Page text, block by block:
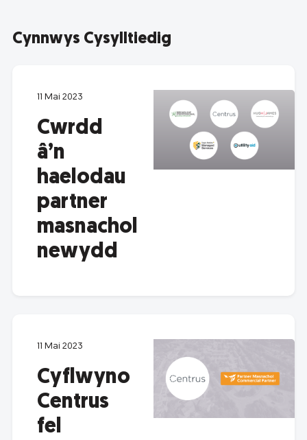
Cynnwys Cysylltiedig
11 Mai 2023
Cwrdd
â’n
haelodau
partner
masnachol
newydd
11 Mai 2023
Cyflwyno
Centrus
fel